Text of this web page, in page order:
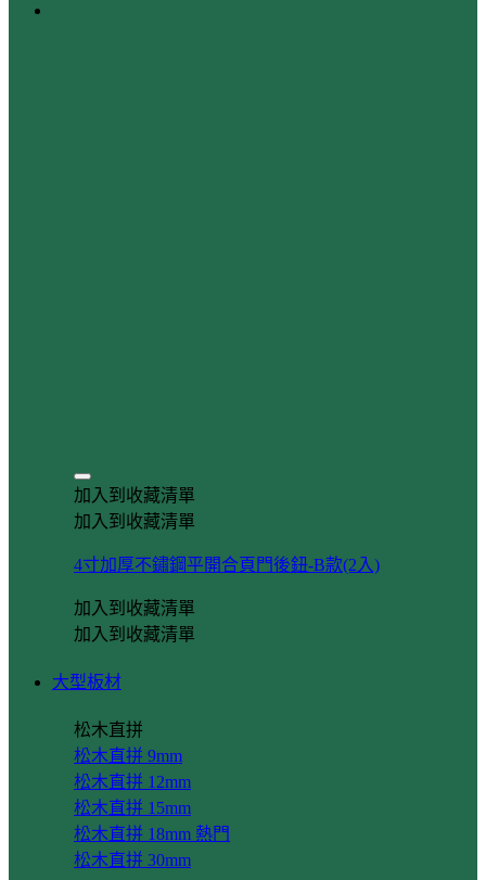
加入到收藏清單
加入到收藏清單
4寸加厚不鏽鋼平開合頁門後鈕-B款(2入)
加入到收藏清單
加入到收藏清單
大型板材
松木直拼
松木直拼 9mm
松木直拼 12mm
松木直拼 15mm
松木直拼 18mm
松木直拼 30mm